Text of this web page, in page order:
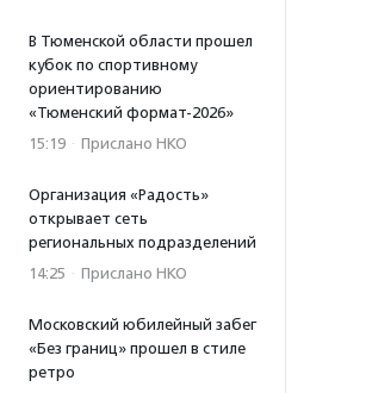
В Тюменской области прошел
кубок по спортивному
ориентированию
«Тюменский формат-2026»
15:19 · Прислано НКО
Организация «Радость»
открывает сеть
региональных подразделений
14:25 · Прислано НКО
Московский юбилейный забег
«Без границ» прошел в стиле
ретро